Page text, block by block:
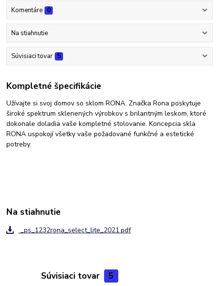
Komentáre 0
Na stiahnutie
Súvisiaci tovar 5
Kompletné špecifikácie
Užívajte si svoj domov so sklom RONA. Značka Rona poskytuje
široké spektrum sklenených výrobkov s brilantným leskom, ktoré
dokonale doladia vaše kompletné stolovanie. Koncepcia skla
RONA uspokojí všetky vaše požadované funkčné a estetické
potreby.
Na stiahnutie
_ps_1232rona_select_lite_2021.pdf
Súvisiaci tovar 5